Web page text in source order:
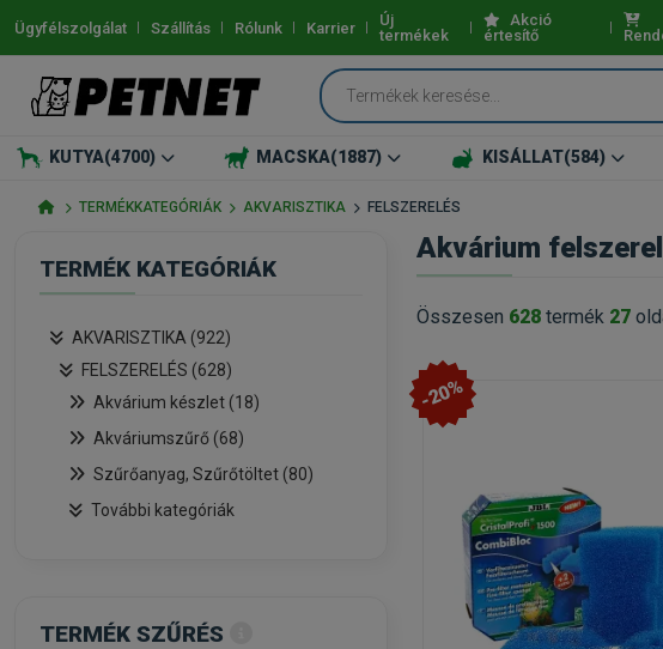
Ügyfélszolgálat Szállítás Rólunk Karrier
Új
termékek
Akció
értesítő
KUTYA(4700) MACSKA(1887) KISÁLLAT(584)
TERMÉKKATEGÓRIÁK AKVARISZTIKA FELSZERELÉS
Akvárium
Összesen 628 termék 27
-20%
TERMÉK KATEGÓRIÁK
AKVARISZTIKA (922)
FELSZERELÉS (628)
Akvárium készlet (18)
Akváriumszűrő (68)
Szűrőanyag, Szűrőtöltet (80)
További kategóriák
TERMÉK SZŰRÉS